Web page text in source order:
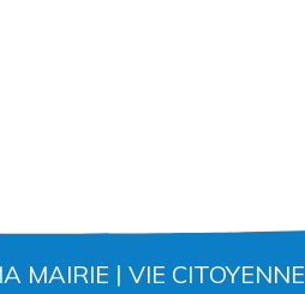
MAIRIE VIE CITOYENNE